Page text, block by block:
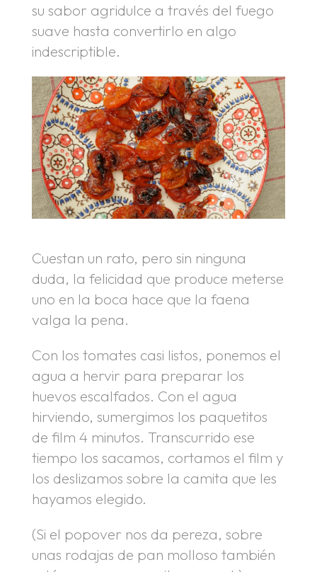
su sabor agridulce a través del fuego
suave hasta convertirlo en algo
indescriptible.
Cuestan un rato, pero sin ninguna
duda, la felicidad que produce meterse
uno en la boca hace que la faena
valga la pena.
Con los tomates casi listos, ponemos el
agua a hervir para preparar los
huevos escalfados. Con el agua
hirviendo, sumergimos los paquetitos
de film 4 minutos. Transcurrido ese
tiempo los sacamos, cortamos el film y
los deslizamos sobre la camita que les
hayamos elegido.
(Si el popover nos da pereza, sobre
unas rodajas de pan molloso también